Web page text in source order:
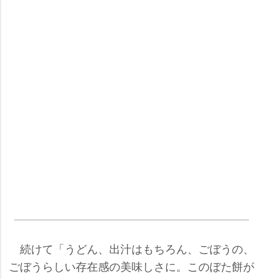
続けて「うどん、出汁はもちろん、ごぼうの、
ごぼうらしい存在感の美味しさに。このぼた餅が